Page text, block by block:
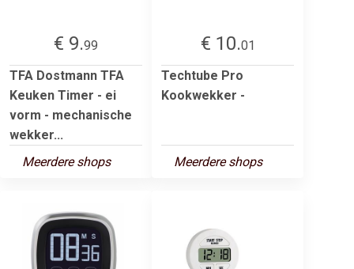
€ 9.99
TFA Dostmann TFA
Keuken Timer - ei
vorm - mechanische
wekker...
Meerdere shops
€ 10.01
Techtube Pro
Kookwekker -
Meerdere shops